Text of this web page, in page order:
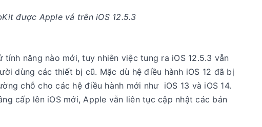
được Apple vá trên iOS 12.5.3
năng nào mới, tuy nhiên việc tung ra iOS 12.5.3 vẫn
dùng các thiết bị cũ. Mặc dù hệ điều hành iOS 12 đã bị
chỗ cho các hệ điều hành mới như iOS 13 và iOS 14.
cấp lên iOS mới, Apple vẫn liên tục cập nhật các bản